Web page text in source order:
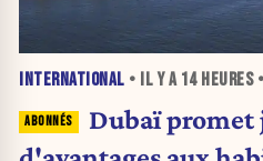
INTERNATIONAL • IL Y A 14 HEURES
Dubaï promet